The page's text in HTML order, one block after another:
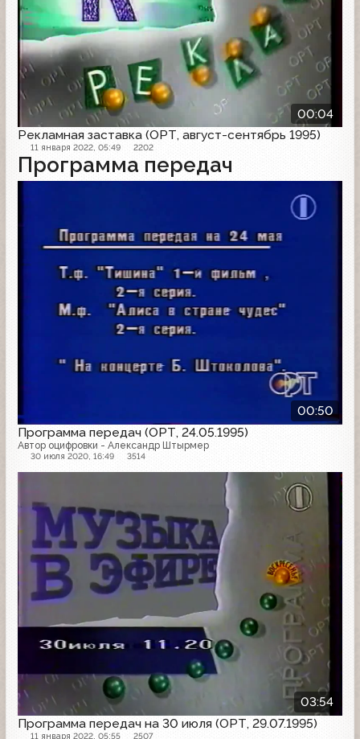
00:04
Рекламная заставка (ОРТ, август-сентябрь 1995)
11 января 2022, 05:49 2202
Программа передач
00:50
Программа передач (ОРТ, 24.05.1995)
Автор оцифровки - Александр Штырмер
30 июля 2020, 16:49 3514
03:54
Программа передач на 30 июля (ОРТ, 29.07.1995)
11 января 2022, 05:55 2507